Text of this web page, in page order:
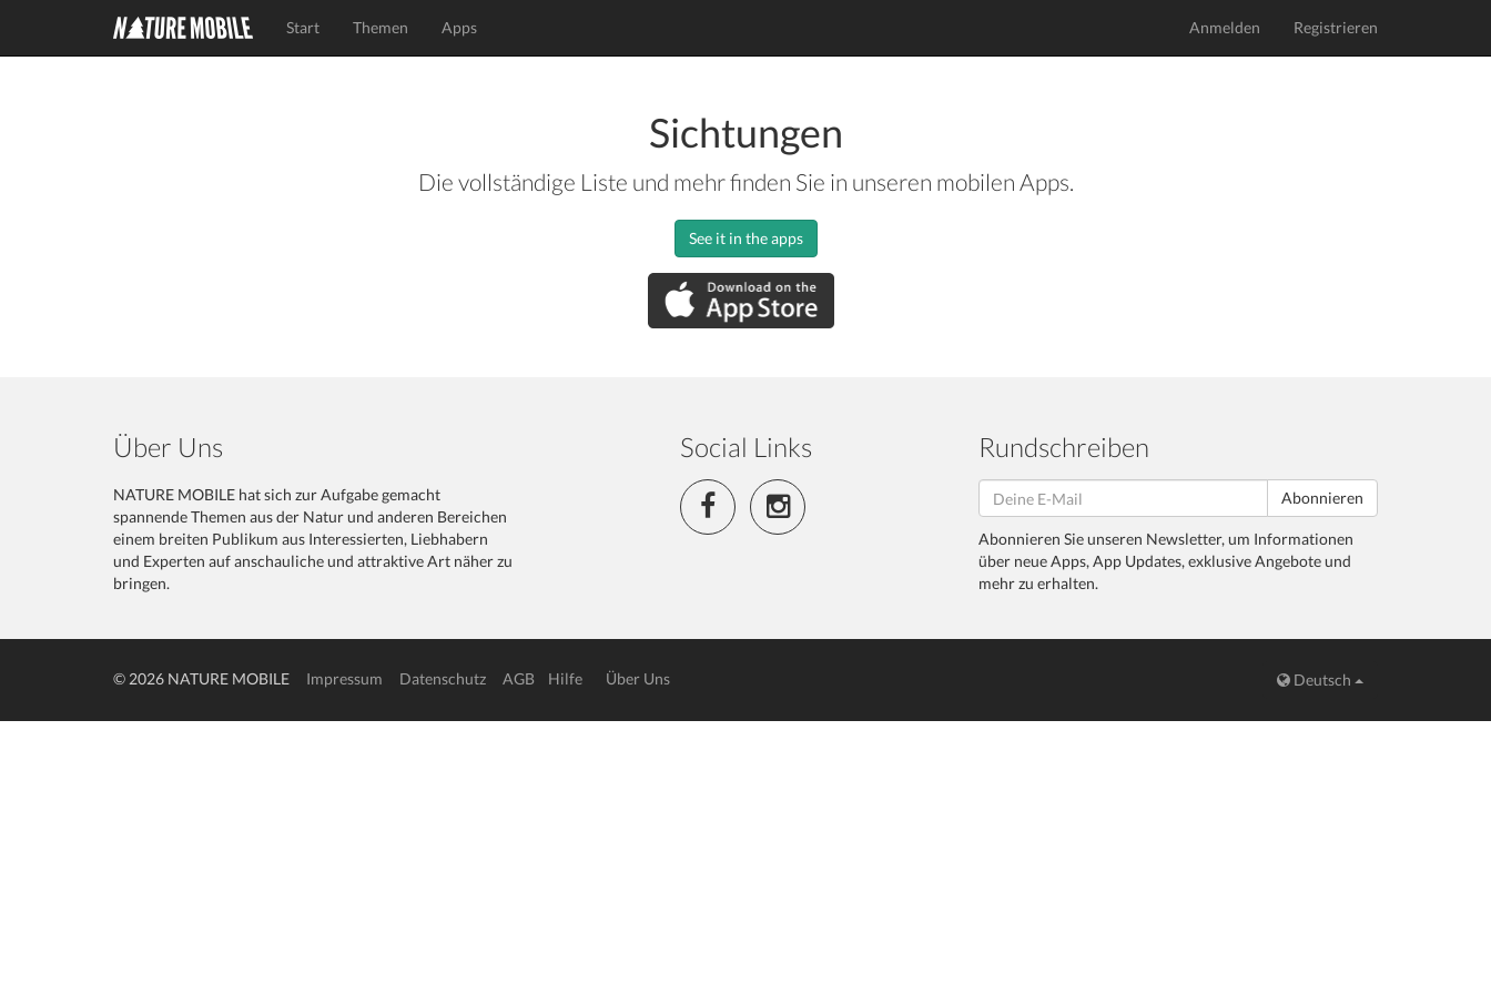
Start Themen Apps Anmelden Registrieren
Sichtungen
Die vollständige Liste und mehr finden Sie in unseren mobilen Apps.
See it in the apps
Über Uns
NATURE MOBILE hat sich zur Aufgabe gemacht
spannende Themen aus der Natur und anderen Bereichen
einem breiten Publikum aus Interessierten, Liebhabern
und Experten auf anschauliche und attraktive Art näher zu
bringen.
Social Links Rundschreiben
Abonnieren
Abonnieren Sie unseren Newsletter, um Informationen
über neue Apps, App Updates, exklusive Angebote und
mehr zu erhalten.
© 2026 NATURE MOBILE Impressum Datenschutz AGB Hilfe Über Uns Deutsch